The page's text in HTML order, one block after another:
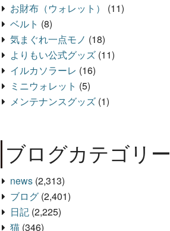
お財布（ウォレット）
(11)
ベルト (8)
気まぐれ一点モノ (18)
よりもい公式グッズ (11)
イルカソラーレ (16)
ミニウォレット (5)
メンテナンスグッズ (1)
ブログカテゴリー
news (2,313)
ブログ (2,401)
日記 (2,225)
猫 (346)